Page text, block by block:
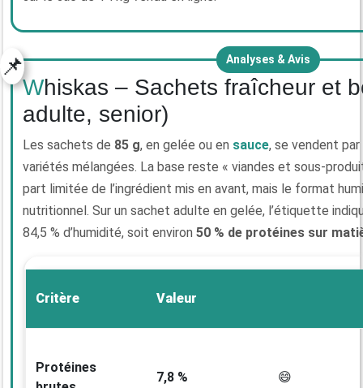
Analyses & Avis
📌
Whiskas – Sachets fraîcheur et boîtes (chaton,
adulte, senior)
Les sachets de 85 g, en gelée ou en sauce, se vendent
variétés mélangées. La base reste « viandes et sous-
part limitée de l’ingrédient mis en avant, mais le format
nutritionnel. Sur un sachet adulte en gelée, l’étiquette
84,5 % d’humidité, soit environ 50 % de protéines sur
Critère Valeur
Protéines
7,8 % 😄